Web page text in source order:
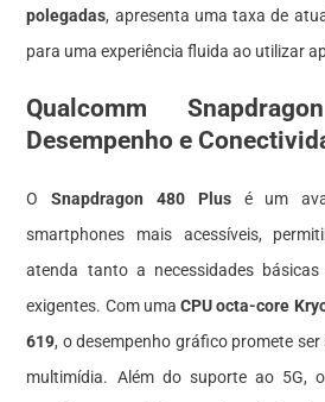
polegadas, apresenta uma taxa de
para uma experiência fluida ao utilizar
Qualcomm
Desempenho e
OSnapdragon 480 Plusé um
smartphones mais acessíveis,
atenda tanto a necessidades
exigentes. Com umaCPU octa-core
619, o desempenho gráfico promete
multimídia. Além do suporte ao 5G,